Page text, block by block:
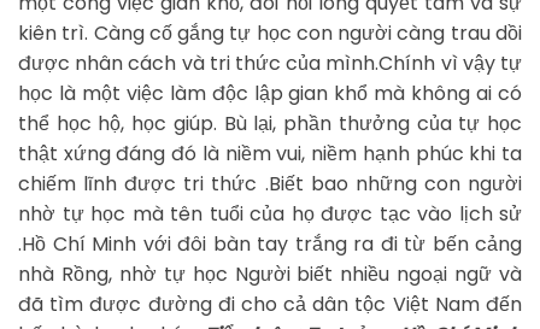
kiên trì. Càng cố gắng tự học con người càng trau dồi
được nhân cách và tri thức của mình.Chính vì vậy tự
học là một việc làm độc lập gian khổ mà không ai có
thể học hộ, học giúp. Bù lại, phần thưởng của tự học
thật xứng đáng đó là niềm vui, niềm hạnh phúc khi ta
chiếm lĩnh được tri thức .Biết bao những con người
nhờ tự học mà tên tuổi của họ được tạc vào lịch sử
.Hồ Chí Minh với đôi bàn tay trắng ra đi từ bến cảng
nhà Rồng, nhờ tự học Người biết nhiều ngoại ngữ và
đã tìm được đường đi cho cả dân tộc Việt Nam đến